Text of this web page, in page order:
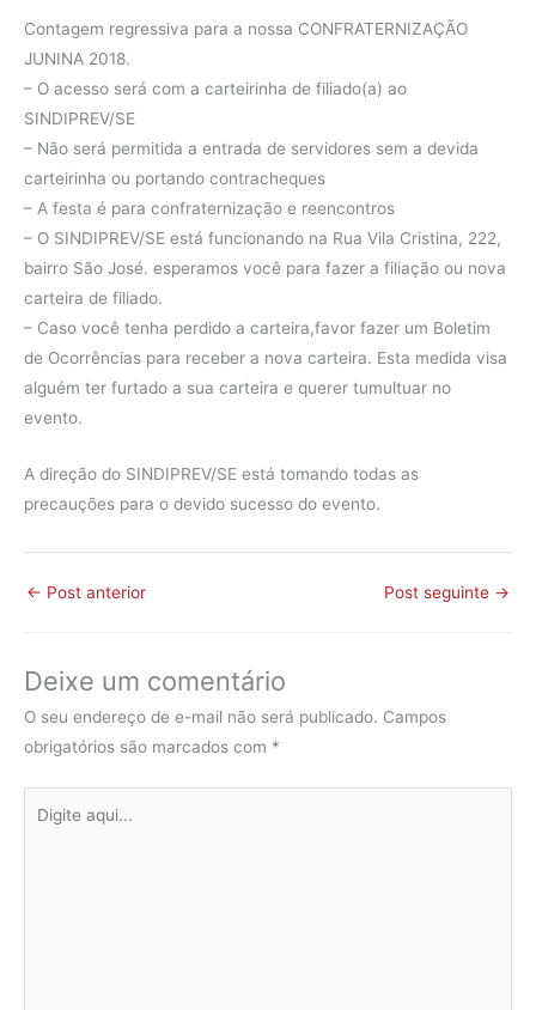
Contagem regressiva para a nossa CONFRATERNIZAÇÃO
JUNINA 2018.
– O acesso será com a carteirinha de filiado(a) ao
SINDIPREV/SE
– Não será permitida a entrada de servidores sem a devida
carteirinha ou portando contracheques
– A festa é para confraternização e reencontros
– O SINDIPREV/SE está funcionando na Rua Vila Cristina, 222,
bairro São José. esperamos você para fazer a filiação ou nova
carteira de filiado.
– Caso você tenha perdido a carteira,favor fazer um Boletim
de Ocorrências para receber a nova carteira. Esta medida visa
alguém ter furtado a sua carteira e querer tumultuar no
evento.
A direção do SINDIPREV/SE está tomando todas as
precauções para o devido sucesso do evento.
← Post anterior Post seguinte →
Deixe um comentário
O seu endereço de e-mail não será publicado. Campos
obrigatórios são marcados com *
aqui...